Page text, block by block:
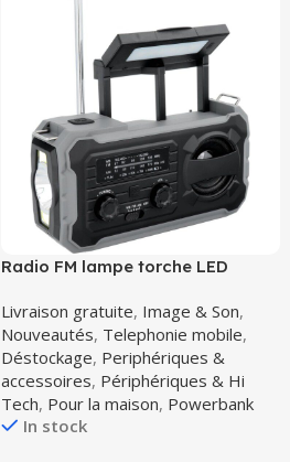
Radio FM lampe torche LED
dynamo + solair PRISTAR
Livraison gratuite, Image & Son,
Nouveautés, Telephonie mobile,
Déstockage, Periphériques &
accessoires, Périphériques & Hi
Tech, Pour la maison, Powerbank
In stock